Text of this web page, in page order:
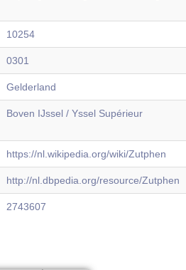
10254
0301
Gelderland
Boven IJssel / Yssel Supérieur
https://nl.wikipedia.org/wiki/Zutphen
http://nl.dbpedia.org/resource/Zutphen
2743607